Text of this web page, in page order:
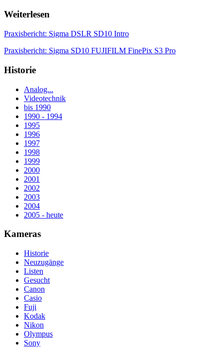
Weiterlesen
Praxisbericht: Sigma DSLR SD10 Intro
Praxisbericht: Sigma SD10 FUJIFILM FinePix S3 Pro
Historie
Analog...
Videotechnik
bis 1990
1990 - 1994
1995
1996
1997
1998
1999
2000
2001
2002
2003
2004
2005 - heute
Kameras
Historie
Neuzugänge
Listen
Gesucht
Canon
Casio
Fuji
Kodak
Nikon
Olympus
Sony